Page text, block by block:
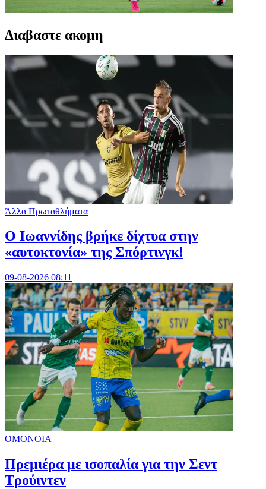
Διαβαστε ακομη
Άλλα Πρωταθλήματα
Ο Ιωαννίδης βρήκε δίχτυα στην
«αυτοκτονία» της Σπόρτινγκ!
09-08-2026 08:11
ΟΜΟΝΟΙΑ
Πρεμιέρα με ισοπαλία για την Σεντ
Τρούιντεν